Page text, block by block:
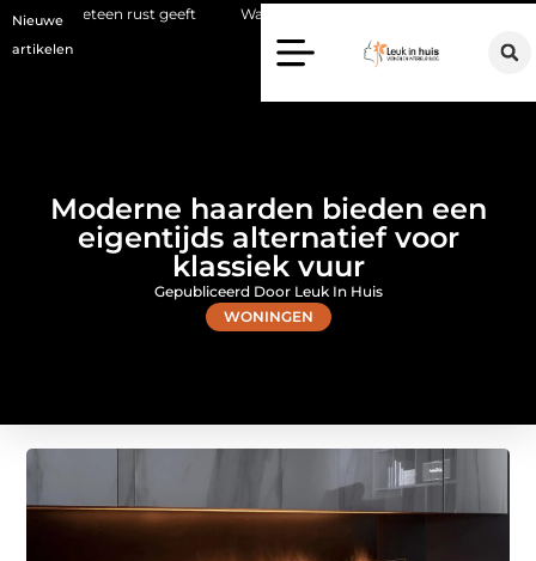
Nieuwe
artikelen
geeft Waarom een makelaar in Hilversum nu het verschil
Moderne haarden bieden een
eigentijds alternatief voor
klassiek vuur
WONINGEN
Gepubliceerd Door Leuk In Huis